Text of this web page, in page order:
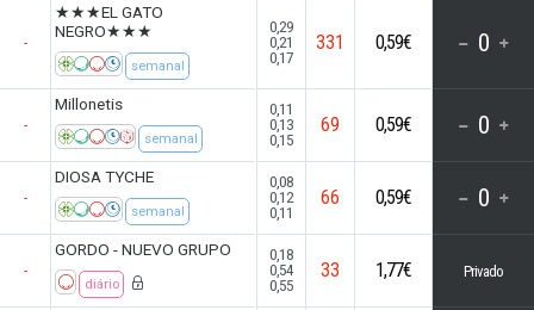
-
★★★EL GATO
NEGRO★★★
semanal
0,29
0,21
0,17
331 0,59€ 0
-
Millonetis
semanal
0,11
0,13
0,15
69 0,59€ 0
-
DIOSA TYCHE
semanal
0,08
0,12
0,11
66 0,59€ 0
-
GORDO - NUEVO GRUPO
diário
0,18
0,54
0,55
33 1,77€ Privado